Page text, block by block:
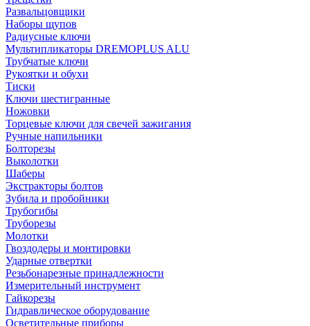
Развальцовщики
Наборы щупов
Радиусные ключи
Мультипликаторы DREMOPLUS ALU
Трубчатые ключи
Рукоятки и обухи
Тиски
Ключи шестигранные
Ножовки
Торцевые ключи для свечей зажигания
Ручные напильники
Болторезы
Выколотки
Шаберы
Экстракторы болтов
Зубила и пробойники
Трубогибы
Труборезы
Молотки
Гвоздодеры и монтировки
Ударные отвертки
Резьбонарезные принадлежности
Измерительный инструмент
Гайкорезы
Гидравлическое оборудование
Осветительные приборы